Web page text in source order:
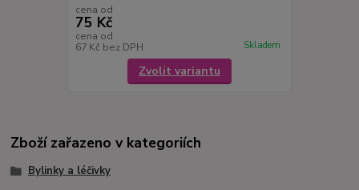
cena od
75 Kč
cena od
67 Kč bez DPH Skladem
Zvolit variantu
Zboží zařazeno v kategoriích
Bylinky a léčivky